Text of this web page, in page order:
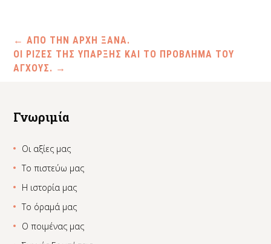
← ΑΠΟ ΤΗΝ ΑΡΧΗ ΞΑΝΑ.
ΟΙ ΡΙΖΕΣ ΤΗΣ ΥΠΑΡΞΗΣ ΚΑΙ ΤΟ ΠΡΟΒΛΗΜΑ ΤΟΥ
ΑΓΧΟΥΣ. →
Γνωριμία
Οι αξίες μας
Το πιστεύω μας
Η ιστορία μας
Το όραμά μας
Ο ποιμένας μας